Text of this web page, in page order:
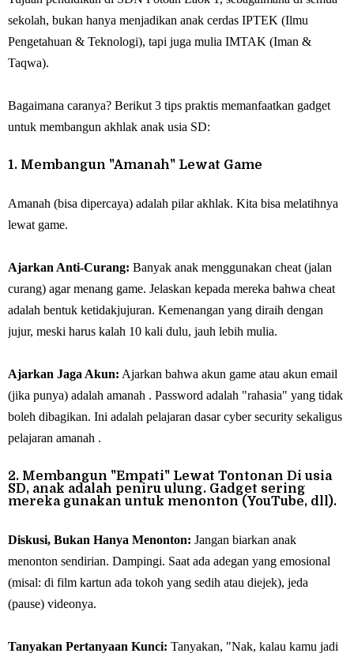
sekolah, bukan hanya menjadikan anak cerdas IPTEK (Ilmu
Pengetahuan & Teknologi), tapi juga mulia IMTAK (Iman &
Taqwa).
Bagaimana caranya? Berikut 3 tips praktis memanfaatkan gadget
untuk membangun akhlak anak usia SD:
1. Membangun "Amanah" Lewat Game
Amanah (bisa dipercaya) adalah pilar akhlak. Kita bisa melatihnya
lewat game.
Ajarkan Anti-Curang: Banyak anak menggunakan cheat (jalan
curang) agar menang game. Jelaskan kepada mereka bahwa cheat
adalah bentuk ketidakjujuran. Kemenangan yang diraih dengan
jujur, meski harus kalah 10 kali dulu, jauh lebih mulia.
Ajarkan Jaga Akun: Ajarkan bahwa akun game atau akun email
(jika punya) adalah amanah . Password adalah "rahasia" yang tidak
boleh dibagikan. Ini adalah pelajaran dasar cyber security sekaligus
pelajaran amanah .
2. Membangun "Empati" Lewat Tontonan Di usia
SD, anak adalah peniru ulung. Gadget sering
mereka gunakan untuk menonton (YouTube, dll).
Diskusi, Bukan Hanya Menonton: Jangan biarkan anak
menonton sendirian. Dampingi. Saat ada adegan yang emosional
(misal: di film kartun ada tokoh yang sedih atau diejek), jeda
(pause) videonya.
Tanyakan Pertanyaan Kunci: Tanyakan, "Nak, kalau kamu jadi